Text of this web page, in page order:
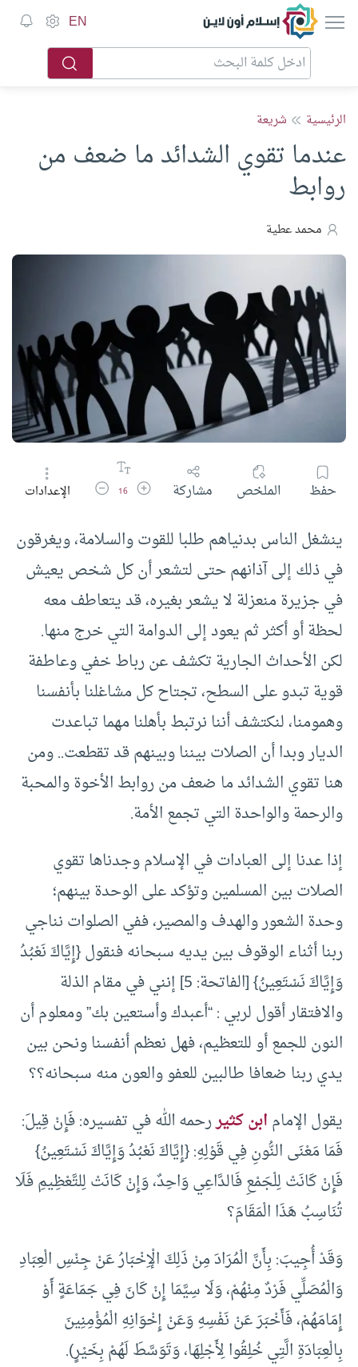
إسلام أون لاين EN
الرئيسية شريعة
عندما تقوي الشدائد ما ضعف من
روابط
محمد عطية
حفظ الملخص مشاركة زيادة حجم الخط
16 تقليل حجم الخط
الإعدادات
ينشغل الناس بدنياهم طلبا للقوت والسلامة، ويغرقون
في ذلك إلى آذانهم حتى لتشعر أن كل شخص يعيش
في جزيرة منعزلة لا يشعر بغيره، قد يتعاطف معه
لحظة أو أكثر ثم يعود إلى الدوامة التي خرج منها.
لكن الأحداث الجارية تكشف عن رباط خفي وعاطفة
قوية تبدو على السطح، تجتاح كل مشاغلنا بأنفسنا
وهمومنا، لنكتشف أننا نرتبط بأهلنا مهما تباعدت
الديار وبدا أن الصلات بيننا وبينهم قد تقطعت.. ومن
هنا تقوي الشدائد ما ضعف من روابط الأخوة والمحبة
والرحمة والواحدة التي تجمع الأمة.
إذا عدنا إلى العبادات في الإسلام وجدناها تقوي
الصلات بين المسلمين وتؤكد على الوحدة بينهم؛
وحدة الشعور والهدف والمصير، ففي الصلوات نناجي
ربنا أثناء الوقوف بين يديه سبحانه فنقول {إِيَّاكَ نَعْبُدُ
وَإِيَّاكَ نَسْتَعِينُ} [الفاتحة: 5] إنني في مقام الذلة
والافتقار أقول لربي : “أعبدك وأستعين بك” ومعلوم أن
النون للجمع أو للتعظيم، فهل نعظم أنفسنا ونحن بين
يدي ربنا ضعافا طالبين للعفو والعون منه سبحانه؟؟
يقول الإمامابن كثيررحمه الله في تفسيره: فَإِنْ قِيلَ:
فَمَا مَعْنَى النُّونِ فِي قَوْلِهِ: {إِيَّاكَ نَعْبُدُ وَإِيَّاكَ نَسْتَعِينُ}
فَإِنْ كَانَتْ لِلْجَمْعِ فَالدَّاعِي وَاحِدٌ، وَإِنْ كَانَتْ لِلتَّعْظِيمِ فَلَا
تُنَاسِبُ هَذَا الْمَقَامَ؟
وَقَدْ أُجِيبَ: بِأَنَّ الْمُرَادَ مِنْ ذَلِكَ الْإِخْبَارُ عَنْ جِنْسِ الْعِبَادِ
وَالْمُصَلِّي فَرْدٌ مِنْهُمْ، وَلَا سِيَّمَا إِنْ كَانَ فِي جَمَاعَةٍ أَوْ
إِمَامَهُمْ، فَأَخْبَرَ عَنْ نَفْسِهِ وَعَنْ إِخْوَانِهِ الْمُؤْمِنِينَ
بِالْعِبَادَةِ الَّتِي خُلِقُوا لِأَجْلِهَا، وَتَوَسَّطَ لَهُمْ بِخَيْرٍ).